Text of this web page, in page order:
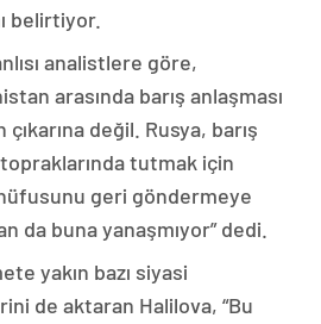
belirtiyor.
analistlere göre,
arasında barış anlaşması
çıkarına değil. Rusya, barış
tutmak için
geri göndermeye
da buna yanaşmıyor” dedi.
yakın bazı siyasi
de aktaran Halilova, “Bu